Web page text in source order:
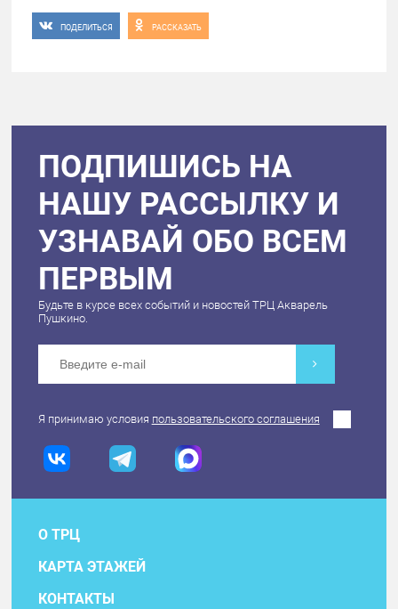
ПОДЕЛИТЬСЯ РАССКАЗАТЬ
ПОДПИШИСЬ НА
НАШУ РАССЫЛКУ И
УЗНАВАЙ ОБО ВСЕМ
ПЕРВЫМ
Будьте в курсе всех событий и новостей ТРЦ Акварель
Пушкино.
Я принимаю условия пользовательского соглашения
О ТРЦ
КАРТА ЭТАЖЕЙ
КОНТАКТЫ